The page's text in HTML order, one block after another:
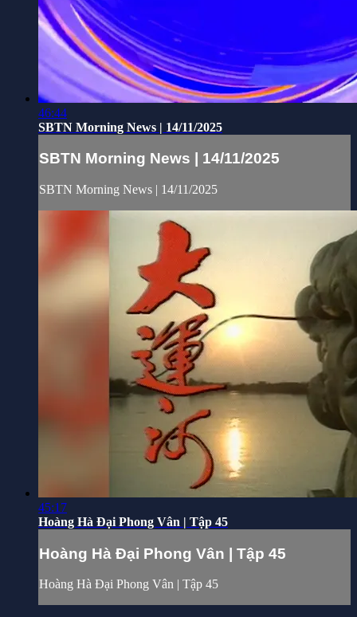
46:44
SBTN Morning News | 14/11/2025
SBTN Morning News | 14/11/2025
SBTN Morning News | 14/11/2025
45:17
Hoàng Hà Đại Phong Vân | Tập 45
Hoàng Hà Đại Phong Vân | Tập 45
Hoàng Hà Đại Phong Vân | Tập 45